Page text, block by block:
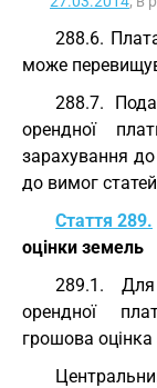
288.6.
може
288.7.
орендної
зарахування
до вимог
Стаття 289.
оцінки земель
289.1.
орендної
грошова